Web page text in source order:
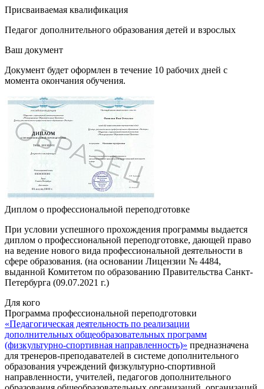
Присваиваемая квалификация
Педагог дополнительного образования детей и взрослых
Ваш документ
Документ будет оформлен в течение 10 рабочих дней с
момента окончания обучения.
Диплом о профессиональной переподготовке
При условии успешного прохождения программы выдается
диплом о профессиональной переподготовке, дающей право
на ведение нового вида профессиональной деятельности в
сфере образования. (на основании Лицензии № 4484,
выданной Комитетом по образованию Правительства Санкт-
Петербурга (09.07.2021 г.)
Для кого
Программа профессиональной переподготовки
«Педагогическая деятельность по реализации
дополнительных общеобразовательных программ
(физкультурно-спортивная направленность)» предназначена
для тренеров-преподавателей в системе дополнительного
образования учреждений физкультурно-спортивной
направленности, учителей, педагогов дополнительного